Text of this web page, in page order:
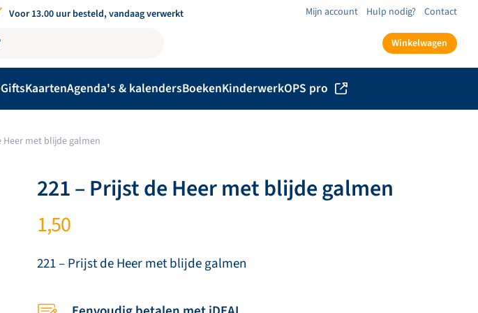
Voor 13.00 uur besteld, vandaag verwerkt Mijn account Hulp nodig? Contact
Winkelwagen
GiftsKaartenAgenda's & kalendersBoekenKinderwerkOPS pro
Heer met blijde galmen
221 – Prijst de Heer met blijde galmen
1,50
221 – Prijst de Heer met blijde galmen